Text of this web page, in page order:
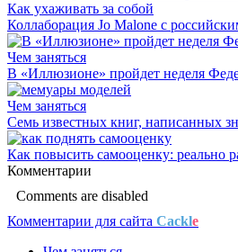
Как ухаживать за собой
Коллаборация Jo Malone с
Чем заняться
В «Иллюзионе» пройдет неделя
Чем заняться
Семь известных книг, написанных
Как повысить самооценку: реально
Комментарии
Comments are disabled
Комментарии для сайта Cackle